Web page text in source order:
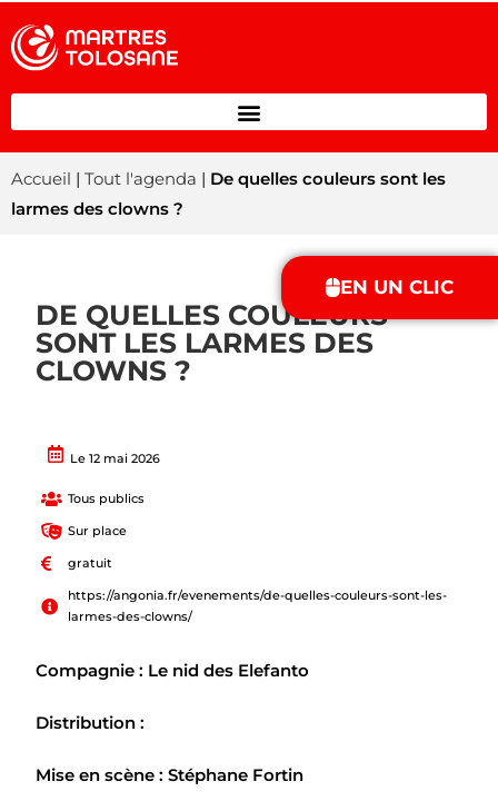
EN UN CLIC
Accueil | Tout l'agenda | De quelles couleurs sont les
larmes des clowns ?
DE QUELLES COULEURS
SONT LES LARMES DES
CLOWNS ?
Le 12 mai 2026
Tous publics
Sur place
gratuit
https://angonia.fr/evenements/de-quelles-couleurs-sont-les-
larmes-des-clowns/
Compagnie : Le nid des Elefanto
Distribution :
Mise en scène : Stéphane Fortin